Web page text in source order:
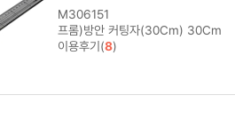
M306151
프롬)방안 커팅자(30Cm) 30Cm
이용후기(8)